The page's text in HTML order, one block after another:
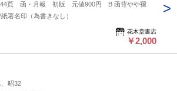
頁 函・月報 初版 元値900円 B 函背やや褪
署名印（為書きなし）
花木堂書店
￥2,000
昭32